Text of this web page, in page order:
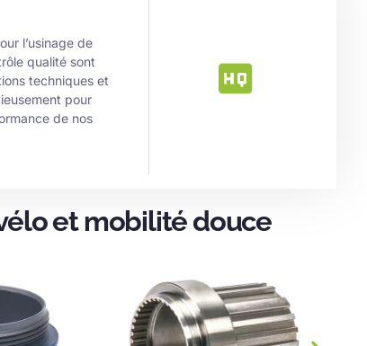
l’usinage de
qualité sont
techniques et
pour
de nos
et mobilité douce